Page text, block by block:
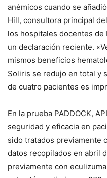
anémicos cuando se
Hill, consultora principal
los hospitales docentes de
un declaración reciente.
mismos beneficios
Soliris se redujo en total y
de cuatro pacientes es
En la prueba PADDOCK,
seguridad y eficacia en
sido tratados previamente
datos recopilados en abril
previamente con